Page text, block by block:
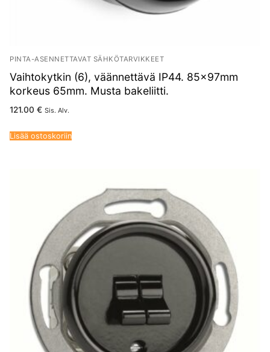
PINTA-ASENNETTAVAT SÄHKÖTARVIKKEET
Vaihtokytkin (6), väännettävä IP44. 85x97mm
korkeus 65mm. Musta bakeliitti.
121.00 € Sis. Alv.
Lisää ostoskoriin